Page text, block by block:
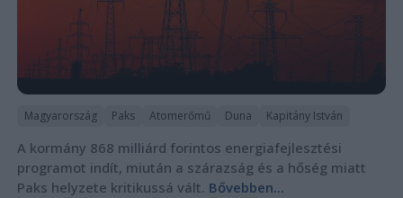
Magyarország Paks Atomerőmű Duna Kapitány István
A kormány 868 milliárd forintos energiafejlesztési
programot indít, miután a szárazság és a hőség miatt
Paks helyzete kritikussá vált. Bővebben...